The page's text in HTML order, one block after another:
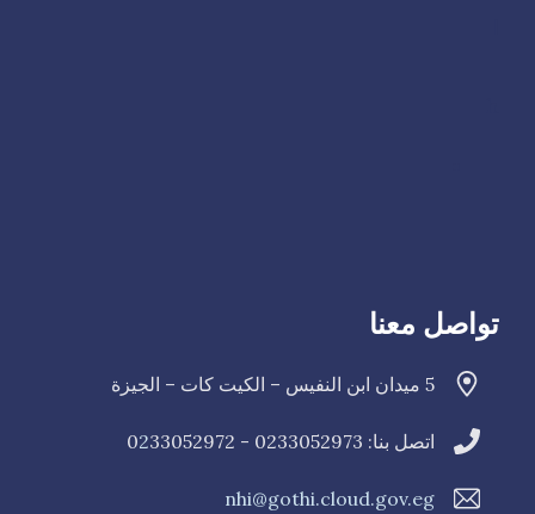
تواصل معنا
5 ميدان ابن النفيس – الكيت كات – الجيزة
اتصل بنا: 0233052973 - 0 233052972
nhi@gothi.cloud.gov.eg